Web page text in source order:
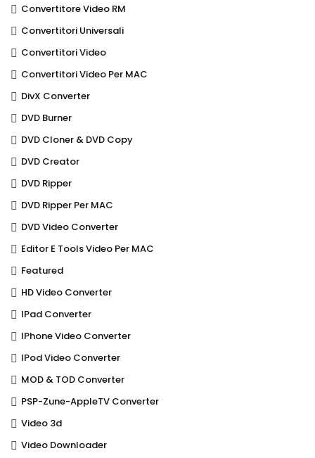
Convertitore Video RM
Convertitori Universali
Convertitori Video
Convertitori Video Per MAC
DivX Converter
DVD Burner
DVD Cloner & DVD Copy
DVD Creator
DVD Ripper
DVD Ripper Per MAC
DVD Video Converter
Editor E Tools Video Per MAC
Featured
HD Video Converter
IPad Converter
IPhone Video Converter
IPod Video Converter
MOD & TOD Converter
PSP-Zune-AppleTV Converter
Video 3d
Video Downloader